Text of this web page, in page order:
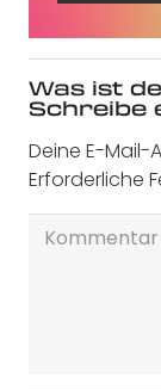
Was ist
Schreibe
Deine E-
Erforderliche